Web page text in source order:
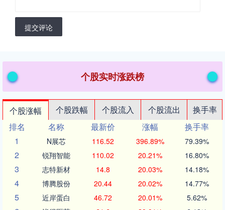
提交评论
个股实时涨跌榜
个股涨幅 个股跌幅 个股流入 个股流出
换手率
排名
名称 最新价 涨幅
换手率
1
N展芯 116.52 396.89% 79.39%
2 锐翔智能 110.02 20.21% 16.80%
3 志特新材 14.8 20.03% 14.18%
4 博腾股份 20.44 20.02% 14.77%
5 近岸蛋白 46.72 20.01% 5.62%